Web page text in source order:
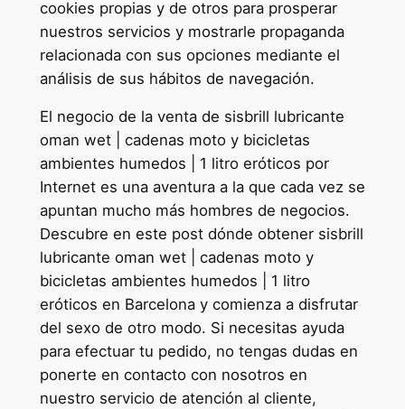
cookies propias y de otros para prosperar
nuestros servicios y mostrarle propaganda
relacionada con sus opciones mediante el
análisis de sus hábitos de navegación.
El negocio de la venta de sisbrill lubricante
oman wet | cadenas moto y bicicletas
ambientes humedos | 1 litro eróticos por
Internet es una aventura a la que cada vez se
apuntan mucho más hombres de negocios.
Descubre en este post dónde obtener sisbrill
lubricante oman wet | cadenas moto y
bicicletas ambientes humedos | 1 litro
eróticos en Barcelona y comienza a disfrutar
del sexo de otro modo. Si necesitas ayuda
para efectuar tu pedido, no tengas dudas en
ponerte en contacto con nosotros en
nuestro servicio de atención al cliente,